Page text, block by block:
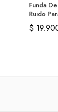
Funda
Ruido
13
$